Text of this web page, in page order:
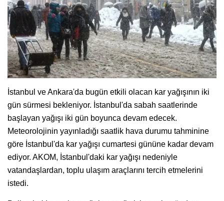
İstanbul ve Ankara'da bugün etkili olacan kar yağışının iki
gün sürmesi bekleniyor. İstanbul'da sabah saatlerinde
başlayan yağışı iki gün boyunca devam edecek.
Meteorolojinin yayınladığı saatlik hava durumu tahminine
göre İstanbul'da kar yağışı cumartesi gününe kadar devam
ediyor. AKOM, İstanbul'daki kar yağışı nedeniyle
vatandaşlardan, toplu ulaşım araçlarını tercih etmelerini
istedi.